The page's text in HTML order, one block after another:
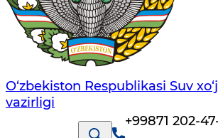
O‘zbekiston Respublikasi Suv
vazirligi
+99871 202-